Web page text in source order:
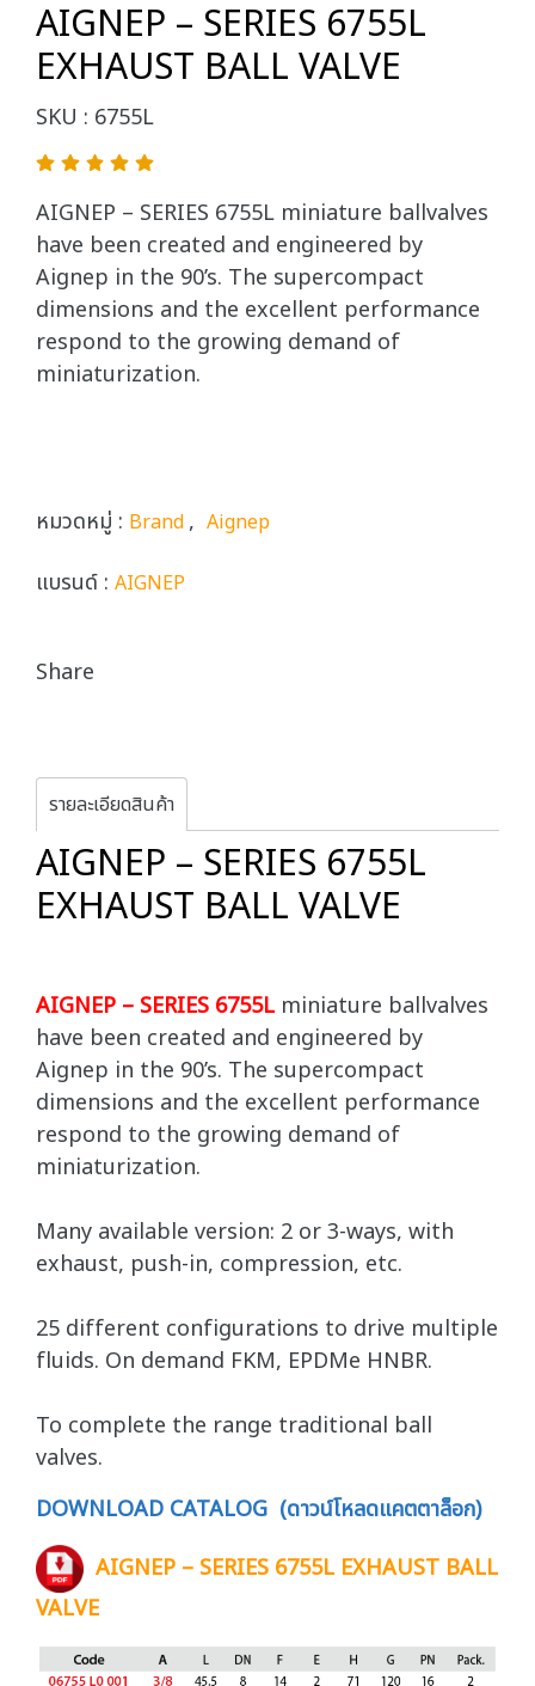
AIGNEP – SERIES 6755L
EXHAUST BALL VALVE
SKU : 6755L
AIGNEP – SERIES 6755L miniature ballvalves
have been created and engineered by
Aignep in the 90’s. The supercompact
dimensions and the excellent performance
respond to the growing demand of
miniaturization.
หมวดหมู่ : Brand, Aignep
แบรนด์ : AIGNEP
Share
รายละเอียดสินค้า
AIGNEP – SERIES 6755L
EXHAUST BALL VALVE
AIGNEP – SERIES 6755L miniature ballvalves
have been created and engineered by
Aignep in the 90’s. The supercompact
dimensions and the excellent performance
respond to the growing demand of
miniaturization.
Many available version: 2 or 3-ways, with
exhaust, push-in, compression, etc.
25 different configurations to drive multiple
fluids. On demand FKM, EPDMe HNBR.
To complete the range traditional ball
valves.
DOWNLOAD CATALOG (ดาวน์โหลดแคตตาล็อก)
AIGNEP – SERIES 6755L EXHAUST BALL
VALVE